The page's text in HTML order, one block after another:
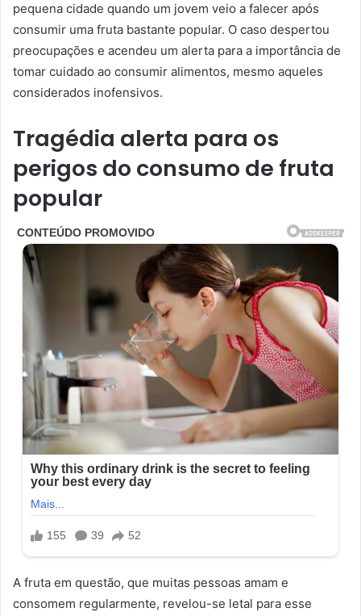
pequena cidade quando um jovem veio a falecer após
consumir uma fruta bastante popular. O caso despertou
preocupações e acendeu um alerta para a importância de
tomar cuidado ao consumir alimentos, mesmo aqueles
considerados inofensivos.
Tragédia alerta para os
perigos do consumo de fruta
popular
A fruta em questão, que muitas pessoas amam e
consomem regularmente, revelou-se letal para esse